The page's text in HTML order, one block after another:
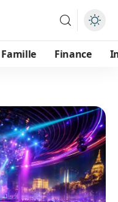
Famille Finance